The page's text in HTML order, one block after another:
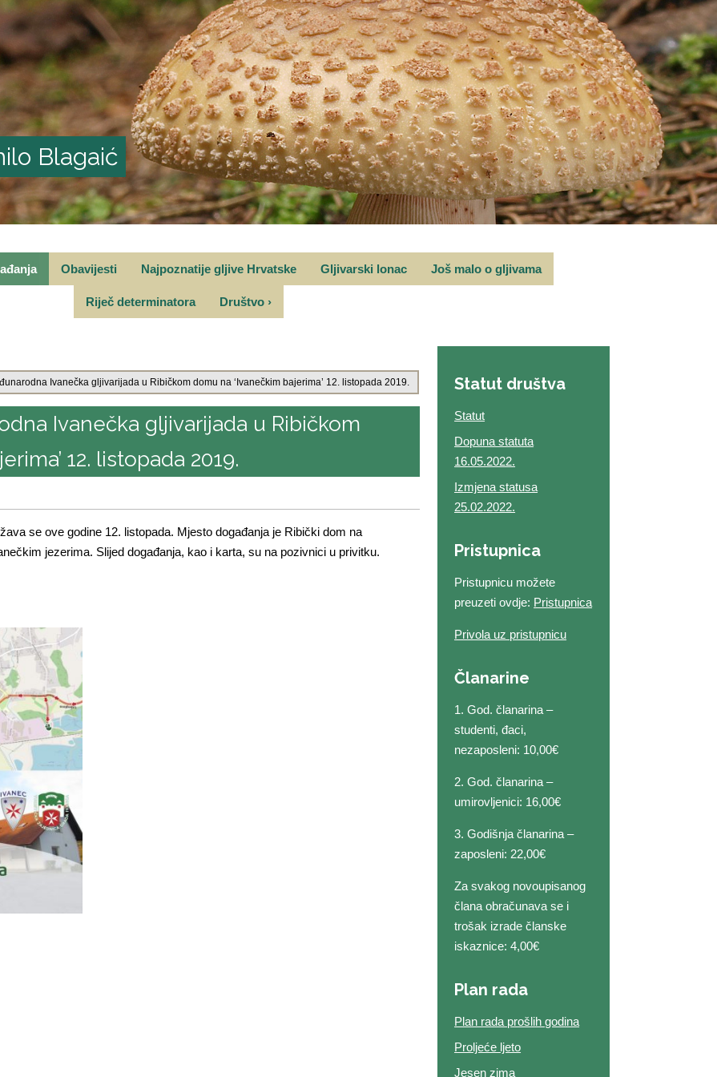
Blagaić
Obavijesti Najpoznatije gljive Hrvatske Gljivarski lonac Još malo o gljivama
Riječ determinatora Društvo ›
Ivanečka gljivarijada u Ribičkom domu na ‘Ivanečkim bajerima’ 12. listopada 2019.
Ivanečka gljivarijada u Ribičkom
12. listopada 2019.
se ove godine 12. listopada. Mjesto događanja je Ribički dom na
jezerima. Slijed događanja, kao i karta, su na pozivnici u privitku.
Statut društva
Statut
Dopuna statuta
16.05.2022.
Izmjena statusa
25.02.2022.
Pristupnica
Pristupnicu možete
preuzeti ovdje: Pristupnica
Privola uz pristupnicu
Članarine
1. God. članarina –
studenti, đaci,
nezaposleni: 10,00€
2. God. članarina –
umirovljenici: 16,00€
3. Godišnja članarina –
zaposleni: 22,00€
Za svakog novoupisanog
člana obračunava se i
trošak izrade članske
iskaznice: 4,00€
Plan rada
Plan rada prošlih godina
Proljeće ljeto
Jesen zima